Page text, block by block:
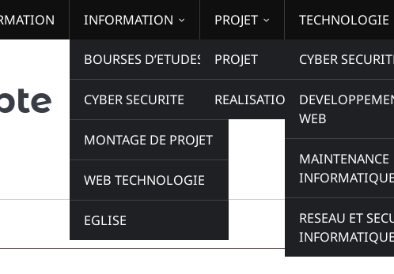
INFORMATION
BOURSES D’ETUDES
CYBER SECURITE
MONTAGE DE PROJET
WEB TECHNOLOGIE
EGLISE
PROJET
PROJET
REALISATION
TECHNOLOGIE
CYBER
WEB
MAINTENANCE
INFORMATIQUE
RESEAU ET
INFORMATIQUE